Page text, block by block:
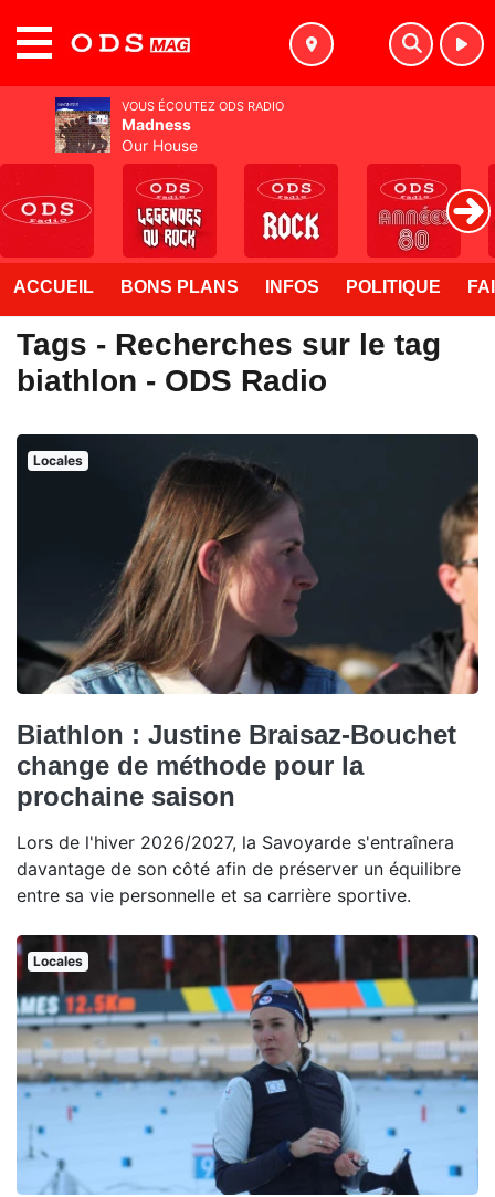
ACCUEIL BONS PLANS INFOS POLITIQUE
Tags - Recherches sur le tag
biathlon - ODS Radio
Locales
Biathlon : Justine Braisaz-Bouchet
change de méthode pour la
prochaine saison
Lors de l'hiver 2026/2027, la Savoyarde s'entraînera
davantage de son côté afin de préserver un équilibre
entre sa vie personnelle et sa carrière sportive.
Locales
VOUS ÉCOUTEZ ODS RADIO
Madness
Our House